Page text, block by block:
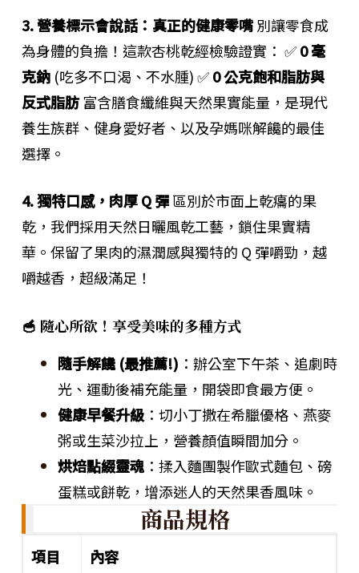
3. 營養標示會說話：真正的健康零嘴別讓零食成
為身體的負擔！這款杏桃乾經檢驗證實： ✅0 毫
克鈉(吃多不口渴、不水腫) ✅0 公克飽和脂肪與
反式脂肪富含膳食纖維與天然果實能量，是現代
養生族群、健身愛好者、以及孕媽咪解饞的最佳
選擇。
4. 獨特口感，肉厚 Q 彈區別於市面上乾癟的果
乾，我們採用天然日曬風乾工藝，鎖住果實精
華。保留了果肉的濕潤感與獨特的 Q 彈嚼勁，越
嚼越香，超級滿足！
🥣 隨心所欲！享受美味的多種方式
隨手解饞 (最推薦!) ：辦公室下午茶、追劇時
光、運動後補充能量，開袋即食最方便。
健康早餐升級：切小丁撒在希臘優格、燕麥
粥或生菜沙拉上，營養顏值瞬間加分。
烘焙點綴靈魂：揉入麵團製作歐式麵包、磅
蛋糕或餅乾，增添迷人的天然果香風味。
商品規格
項目 內容